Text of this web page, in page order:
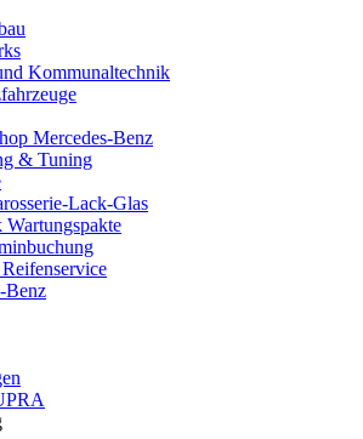
Kommunaltechnik
Mercedes-Benz
& Tuning
Lack-Glas
Wartungspakte
Benz